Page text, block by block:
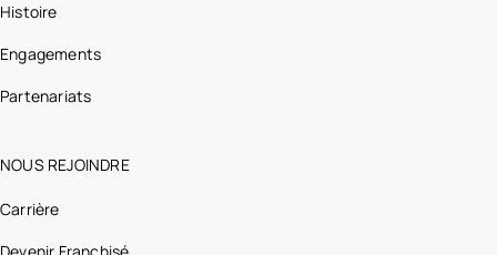
Histoire
Engagements
Partenariats
NOUS REJOINDRE
Carrière